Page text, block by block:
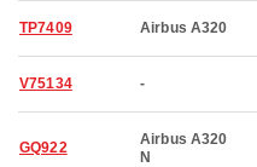
TP7409 Airbus A320
V75134 -
GQ922
Airbus A320
N